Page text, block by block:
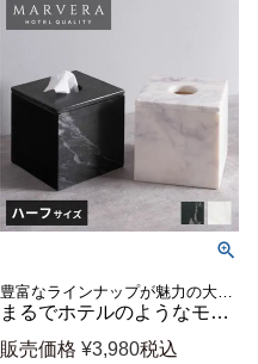
豊富なラインナップが魅力の大理石シリーズ、MARVERA（マーヴェラ）の正方形ティッシュケース。
まるでホテルのようなモダンで上品な空間に格上げできるシンプルで洗練された天然大理石のティッシュ＆トイレットペーパーケース【MARVERA-マーヴェラ】正方形ティッシュケース
販売価格 ¥3,980税込